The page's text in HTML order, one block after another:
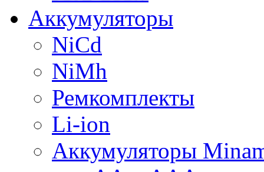
Аккумуляторы
NiCd
NiMh
Ремкомплекты
Li-ion
Аккумуляторы